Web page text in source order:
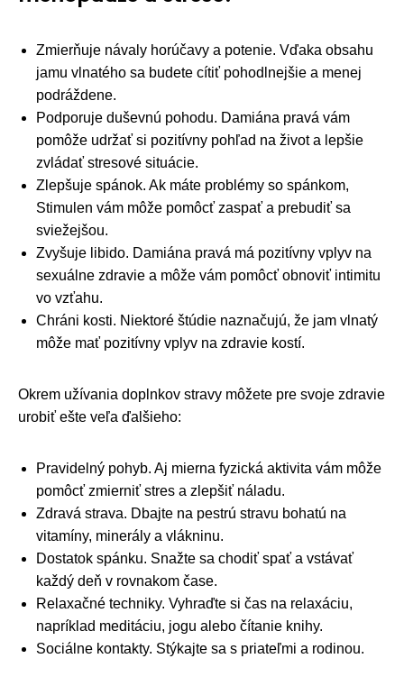
Zmierňuje návaly horúčavy a potenie. Vďaka obsahu
jamu vlnatého sa budete cítiť pohodlnejšie a menej
podráždene.
Podporuje duševnú pohodu. Damiána pravá vám
pomôže udržať si pozitívny pohľad na život a lepšie
zvládať stresové situácie.
Zlepšuje spánok. Ak máte problémy so spánkom,
Stimulen vám môže pomôcť zaspať a prebudiť sa
sviežejšou.
Zvyšuje libido. Damiána pravá má pozitívny vplyv na
sexuálne zdravie a môže vám pomôcť obnoviť intimitu
vo vzťahu.
Chráni kosti. Niektoré štúdie naznačujú, že jam vlnatý
môže mať pozitívny vplyv na zdravie kostí.
Okrem užívania doplnkov stravy môžete pre svoje zdravie
urobiť ešte veľa ďalšieho:
Pravidelný pohyb. Aj mierna fyzická aktivita vám môže
pomôcť zmierniť stres a zlepšiť náladu.
Zdravá strava. Dbajte na pestrú stravu bohatú na
vitamíny, minerály a vlákninu.
Dostatok spánku. Snažte sa chodiť spať a vstávať
každý deň v rovnakom čase.
Relaxačné techniky. Vyhraďte si čas na relaxáciu,
napríklad meditáciu, jogu alebo čítanie knihy.
Sociálne kontakty. Stýkajte sa s priateľmi a rodinou.